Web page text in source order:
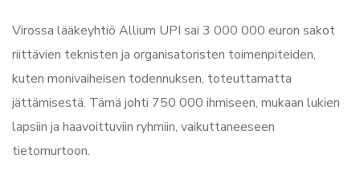
Virossa lääkeyhtiö Allium UPI sai 3 000 000 euron sakot
riittävien teknisten ja organisatoristen toimenpiteiden,
kuten monivaiheisen todennuksen, toteuttamatta
jättämisestä. Tämä johti 750 000 ihmiseen, mukaan lukien
lapsiin ja haavoittuviin ryhmiin, vaikuttaneeseen
tietomurtoon.